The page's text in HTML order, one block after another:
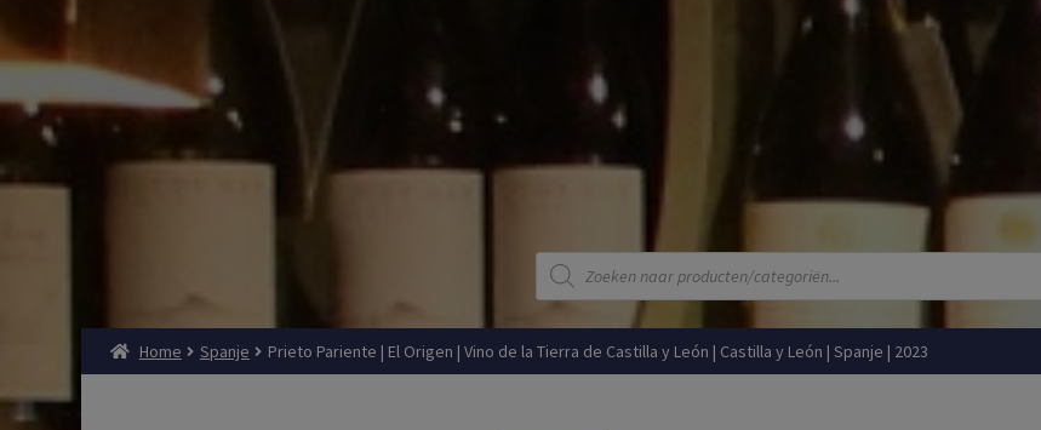
Producten
zoeken
Home Spanje Prieto Pariente | El Origen | Vino de la Tierra de Castilla y León | Castilla y León | Spanje | 2023